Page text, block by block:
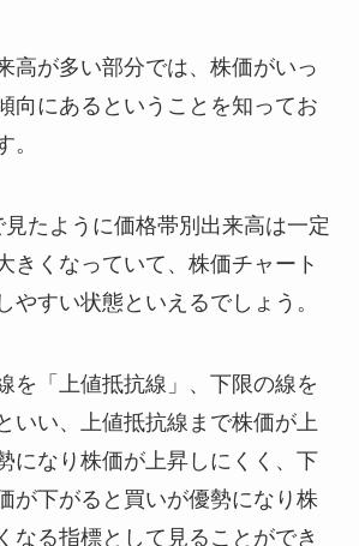
高が多い部分では、株価がいっ
向にあるということを知ってお
。
たように価格帯別出来高は一定
きくなっていて、株価チャート
やすい状態といえるでしょう。
を「上値抵抗線」、下限の線を
いい、上値抵抗線まで株価が上
になり株価が上昇しにくく、下
が下がると買いが優勢になり株
なる指標として見ることができ